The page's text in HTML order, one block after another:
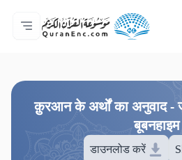
मुख्य
अनुवादों की सूची
Audio
अपडेट करने वालों की सेवाएँ -
परियोजना के बारे में
हमसे सम्पर्क करें
भाषा
क़ुरआन के अर्थों का अनुवाद -
बूबनहाइम
डाउनलोड करें